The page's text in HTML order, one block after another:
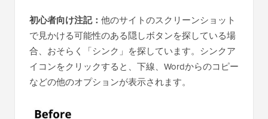
初心者向け注記： 他のサイトのスクリーンショット
で見かける可能性のある隠しボタンを探している場
合、おそらく「シンク」を探しています。シンクア
イコンをクリックすると、下線、Wordからのコピー
などの他のオプションが表示されます。